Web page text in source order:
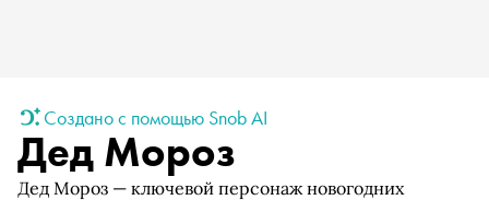
Создано с помощью Snob AI
Дед Мороз
Дед Мороз — ключевой персонаж новогодних